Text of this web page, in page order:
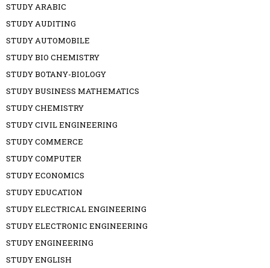
STUDY ARABIC
STUDY AUDITING
STUDY AUTOMOBILE
STUDY BIO CHEMISTRY
STUDY BOTANY-BIOLOGY
STUDY BUSINESS MATHEMATICS
STUDY CHEMISTRY
STUDY CIVIL ENGINEERING
STUDY COMMERCE
STUDY COMPUTER
STUDY ECONOMICS
STUDY EDUCATION
STUDY ELECTRICAL ENGINEERING
STUDY ELECTRONIC ENGINEERING
STUDY ENGINEERING
STUDY ENGLISH